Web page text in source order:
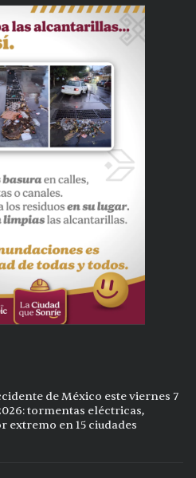
de México este viernes 7
tormentas eléctricas,
extremo en 15 ciudades